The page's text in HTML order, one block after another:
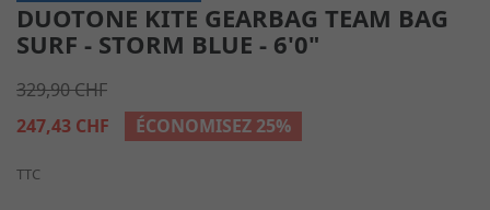
DUOTONE KITE GEARBAG TEAM BAG
SURF - STORM BLUE - 6'0"
329,90 CHF
247,43 CHF
ÉCONOMISEZ 25%
TTC